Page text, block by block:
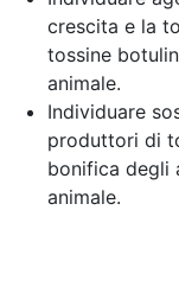
crescita e la
tossine
animale.
Individuare
produttori di
bonifica degli
animale.